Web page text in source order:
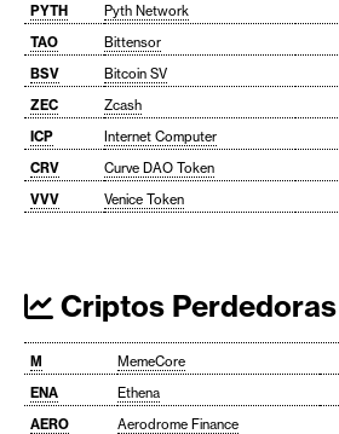
PYTH
Pyth Network
TAO
Bittensor
BSV
Bitcoin SV
ZEC
Zcash
ICP
Internet Computer
CRV
Curve DAO Token
VVV
Venice Token
Criptos Perdedoras
M MemeCore
ENA
Ethena
AERO
Aerodrome Finance